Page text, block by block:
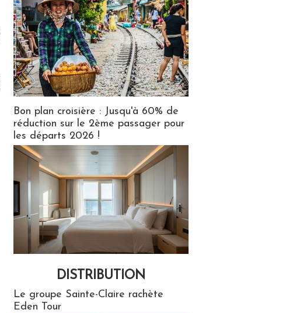
Bon plan croisière : Jusqu'à 60% de
réduction sur le 2ème passager pour
les départs 2026 !
DISTRIBUTION
Le groupe Sainte-Claire rachète
Eden Tour